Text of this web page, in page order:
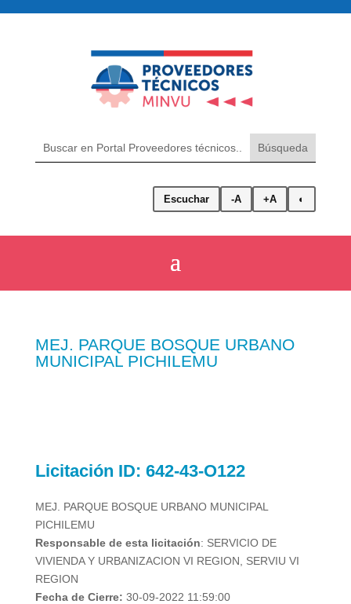
Escuchar -A +A ◐
MEJ. PARQUE BOSQUE URBANO
MUNICIPAL PICHILEMU
Licitación ID: 642-43-O122
MEJ. PARQUE BOSQUE URBANO MUNICIPAL
PICHILEMU
Responsable de esta licitación: SERVICIO DE
VIVIENDA Y URBANIZACION VI REGION, SERVIU VI
REGION
Fecha de Cierre: 30-09-2022 11:59:00